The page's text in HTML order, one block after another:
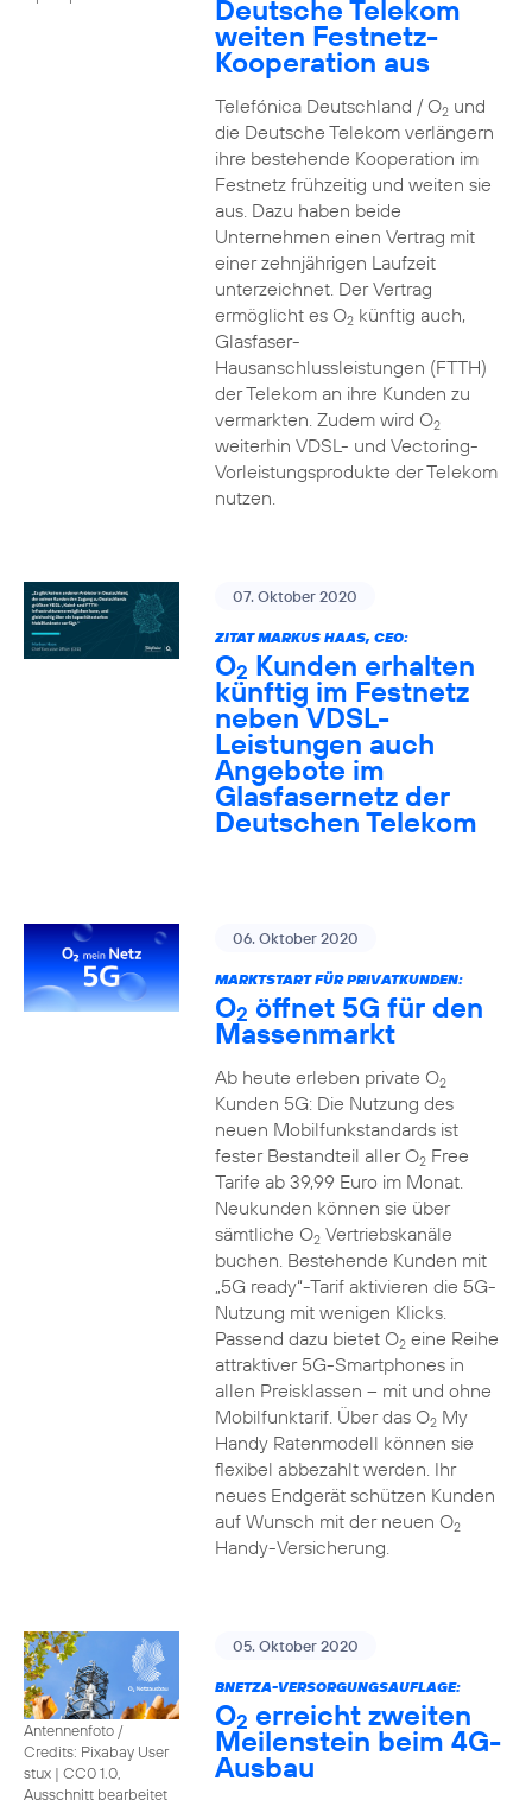
Deutsche Telekom
weiten Festnetz-
Kooperation aus
Telefónica Deutschland / O2und
die Deutsche Telekom verlängern
ihre bestehende Kooperation im
Festnetz frühzeitig und weiten sie
aus. Dazu haben beide
Unternehmen einen Vertrag mit
einer zehnjährigen Laufzeit
unterzeichnet. Der Vertrag
ermöglicht es O2künftig auch,
Glasfaser-
Hausanschlussleistungen (FTTH)
der Telekom an ihre Kunden zu
vermarkten. Zudem wird O2
weiterhin VDSL- und Vectoring-
Vorleistungsprodukte der Telekom
nutzen.
07. Oktober 2020
ZITAT MARKUS HAAS, CEO:
O2 Kunden erhalten
künftig im Festnetz
neben VDSL-
Leistungen auch
Angebote im
Glasfasernetz der
Deutschen Telekom
06. Oktober 2020
MARKTSTART FÜR PRIVATKUNDEN:
O2 öffnet 5G für den
Massenmarkt
Ab heute erleben private O2
Kunden 5G: Die Nutzung des
neuen Mobilfunkstandards ist
fester Bestandteil aller O2Free
Tarife ab 39,99 Euro im Monat.
Neukunden können sie über
sämtliche O2Vertriebskanäle
buchen. Bestehende Kunden mit
„5G ready“-Tarif aktivieren die 5G-
Nutzung mit wenigen Klicks.
Passend dazu bietet O2eine Reihe
attraktiver 5G-Smartphones in
allen Preisklassen – mit und ohne
Mobilfunktarif. Über das O2My
Handy Ratenmodell können sie
flexibel abbezahlt werden. Ihr
neues Endgerät schützen Kunden
auf Wunsch mit der neuen O2
Handy-Versicherung.
Antennenfoto /
Credits: Pixabay User
stux | CC0 1.0,
Ausschnitt bearbeitet
05. Oktober 2020
BNETZA-VERSORGUNGSAUFLAGE:
O2 erreicht zweiten
Meilenstein beim 4G-
Ausbau